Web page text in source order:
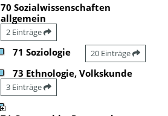
70 Sozialwissenschaften
allgemein
2 Einträge
71 Soziologie 20 Einträge
73 Ethnologie, Volkskunde
3 Einträge